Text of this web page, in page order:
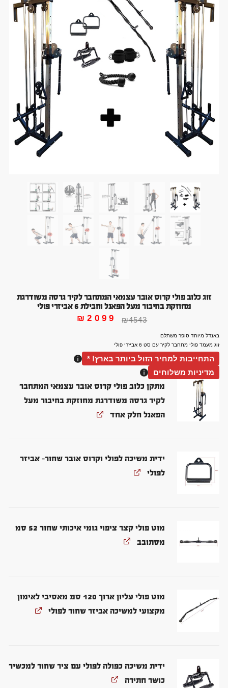
זוג כלוב פולי קרוס אובר עצמאי המתחבר לקיר גרסה משודרגת
מחוזקת בחיבור מעל הפאנל וחבילת 6 אביזרי פולי
באנדל מיוחד סופר משתלם
זוג מעמד פולי מתחבר לקיר עם סט 6 אביזרי פולי
₪4543
₪2099
התחייבות למחיר הזול ביותר בארץ! *
מדיניות משלוחים
מתקן כלוב פולי קרוס אובר עצמאי המתחבר
לקיר גרסה משודרגת מחוזקת בחיבור מעל
הפאנל חלק אחד
ידית משיכה לפולי וקרוס אובר שחור- אביזר
לפולי
מוט פולי קצר ציפוי גומי איכותי שחור 52 סמ
מסתובב
מוט פולי עליון ארוך 120 סמ מאסיבי לאימון
מקצועי למשיכה אביזר שחור לפולי
ידית משיכה כפולה לפולי עם ציר שחור למכשיר
כושר חתירה